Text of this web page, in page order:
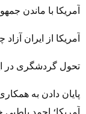
آمریکا با ماندن
آمریکا از ایران
تحول گردشگری در
پایان دادن به
آمریکا؛ احمد